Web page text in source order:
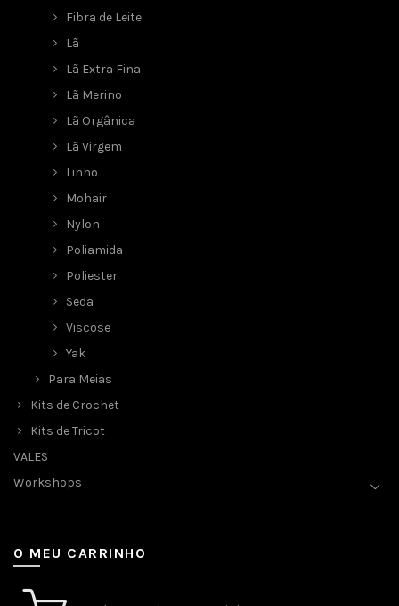
Fibra de Leite
Lã
Lã Extra Fina
Lã Merino
Lã Orgânica
Lã Virgem
Linho
Mohair
Nylon
Poliamida
Poliester
Seda
Viscose
Yak
Para Meias
Kits de Crochet
Kits de Tricot
VALES
Workshops
O MEU CARRINHO